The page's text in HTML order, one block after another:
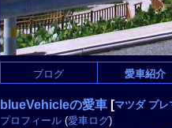
ブログ 愛車紹介
blueVehicleの愛車 [マツダ プレ
プロフィール (愛車ログ)